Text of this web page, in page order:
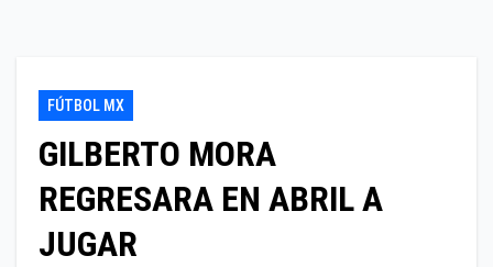
FÚTBOL MX
GILBERTO MORA
REGRESARA EN ABRIL A
JUGAR